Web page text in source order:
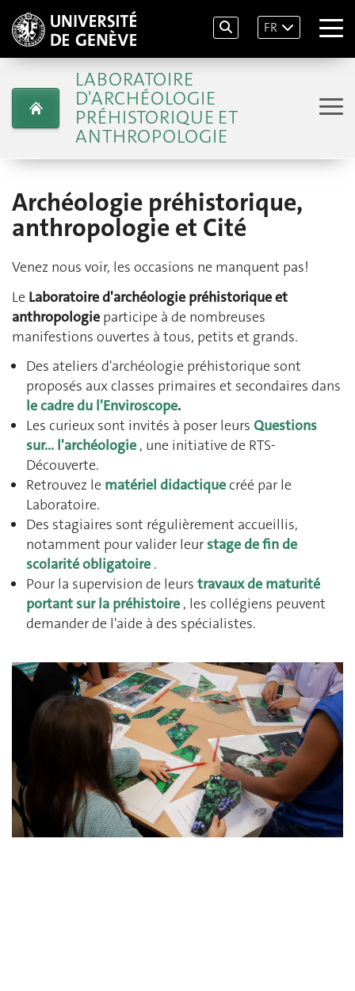
FR
LABORATOIRE
D'ARCHÉOLOGIE
PRÉHISTORIQUE ET
ANTHROPOLOGIE
Archéologie préhistorique,
anthropologie et Cité
Venez nous voir, les occasions ne manquent pas!
Le Laboratoire d'archéologie préhistorique et
anthropologie participe à de nombreuses
manifestions ouvertes à tous, petits et grands.
Des ateliers d'archéologie préhistorique sont
proposés aux classes primaires et secondaires dans
le cadre du l'Enviroscope.
Les curieux sont invités à poser leurs Questions
sur... l'archéologie , une initiative de RTS-
Découverte.
Retrouvez le matériel didactiquecréé par le
Laboratoire.
Des stagiaires sont régulièrement accueillis,
notamment pour valider leur stage de fin de
scolarité obligatoire .
Pour la supervision de leurs travaux de maturité
portant sur la préhistoire , les collégiens peuvent
demander de l'aide à des spécialistes.